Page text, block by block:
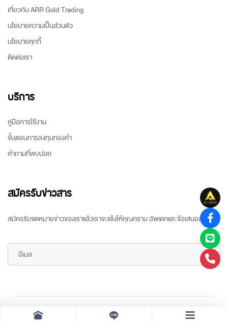
เกี่ยวกับ ARR Gold Trading
นโยบายความเป็นส่วนตัว
นโยบายคุกกี้
ติดต่อเรา
บริการ
คู่มือการใช้งาน
ขั้นตอนการลงทุนทองคำ
คำถามที่พบบ่อย
สมัครรับข่าวสาร
สมัครรับจดหมายข่าวของเราแล้วเราจะแจ้งให้คุณทราบ อัพเดทและข้อเสนอล่าสุด